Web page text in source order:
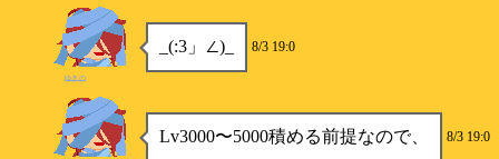
_(:3」∠)_ 8/3 19:0
ゆきの
Lv3000〜5000積める前提なので、 8/3 19:0